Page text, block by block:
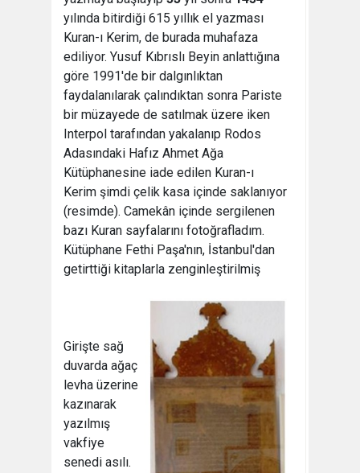
yılında bitirdiği 615 yıllık el yazması
Kuran-ı Kerim, de burada muhafaza
ediliyor. Yusuf Kıbrıslı Beyin anlattığına
göre 1991'de bir dalgınlıktan
faydalanılarak çalındıktan sonra Pariste
bir müzayede de satılmak üzere iken
Interpol tarafından yakalanıp Rodos
Adasındaki Hafız Ahmet Ağa
Kütüphanesine iade edilen Kuran-ı
Kerim şimdi çelik kasa içinde saklanıyor
(resimde). Camekân içinde sergilenen
bazı Kuran sayfalarını fotoğrafladım.
Kütüphane Fethi Paşa'nın, İstanbul'dan
getirttiği kitaplarla zenginleştirilmiş
Girişte sağ
duvarda ağaç
levha üzerine
kazınarak
yazılmış
vakfiye
senedi asılı.